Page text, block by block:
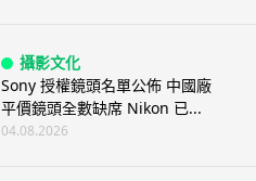
攝影文化
Sony 授權鏡頭名單公佈 中國廠
平價鏡頭全數缺席 Nikon 已...
04.08.2026